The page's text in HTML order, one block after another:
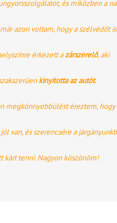
és miközben a
azon voltam, hogy a szélvédőt is
érkezett azárszerelő, aki
kinyitotta az autót.
megkönnyebbülést éreztem, hogy
van, és szerencsére a
kárt tenni. Nagyon köszönöm!